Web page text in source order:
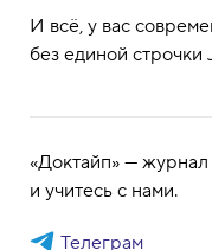
И всё, у вас
без единой строчки
«Доктайп» —
и учитесь с нами.
Телеграм